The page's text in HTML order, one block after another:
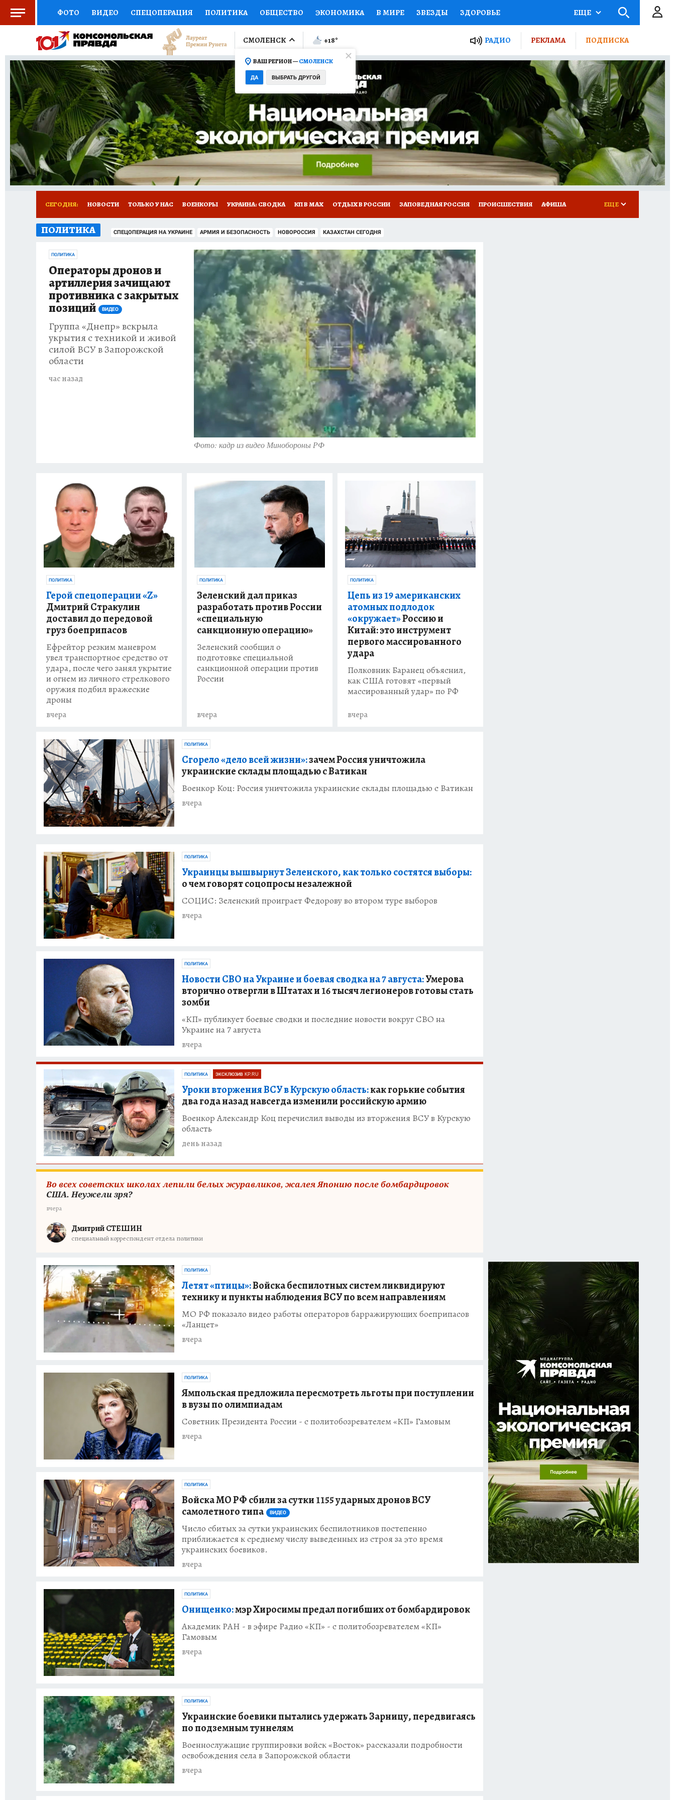
ФОТО ВИДЕО СПЕЦОПЕРАЦИЯ ПОЛИТИКА ОБЩЕСТВО ЭКОНОМИКА В МИРЕ ЗВЕЗДЫ ЗДОРОВЬЕ
СОЦПОДДЕРЖКА НАУКА СПОРТ КОЛУМНИСТЫ ПРОИСШЕСТВИЯ НАЦИОНАЛЬНЫЕ ПРОЕКТЫ РОССИИ
ВЫБОР ЭКСПЕРТОВ ДОКТОР ФИНАНСЫ ОТКРЫВАЕМ МИР Я ЗНАЮ СЕМЬЯ ЖЕНСКИЕ СЕКРЕТЫ ПУТЕВОДИТЕЛЬ
КНИЖНАЯ ПОЛКА ПРОГНОЗЫ НА СПОРТ ПРОМОКОДЫ СЕРИАЛЫ СПЕЦПРОЕКТЫ ДЕФИЦИТ ЖЕЛЕЗА ТУРИЗМ
ПРЕСС-ЦЕНТР НЕДВИЖИМОСТЬ ТЕЛЕВИЗОР КОЛЛЕКЦИИ КОНКУРСЫ РАБОТА У НАС ГИД ПОТРЕБИТЕЛЯ ВСЕ О КП
РАДИО КП РЕКЛАМА ТЕСТЫ НОВОЕ НА САЙТЕ
ЕЩЕ
СМОЛЕНСК
ВАШ РЕГИОН —СМОЛЕНСК
ДА ВЫБРАТЬ ДРУГОЙ
+18° РАДИО РЕКЛАМА ПОДПИСКА
СЕГОДНЯ: НОВОСТИ ТОЛЬКО У НАС ВОЕНКОРЫ УКРАИНА: СВОДКА КП В МАХ ОТДЫХ В РОССИИ ЗАПОВЕДНАЯ РОССИЯ ПРОИСШЕСТВИЯ АФИША
ИСПЫТАНО НА СЕБЕ
ЕЩЕ
ПОЛИТИКА СПЕЦОПЕРАЦИЯ НА УКРАИНЕ АРМИЯ И БЕЗОПАСНОСТЬ НОВОРОССИЯ КАЗАХСТАН СЕГОДНЯ
Фото: кадр из видео Минобороны РФ
ПОЛИТИКА
Операторы дронов и
артиллерия зачищают
противника с закрытых
позиций ВИДЕО
Группа «Днепр» вскрыла
укрытия с техникой и живой
силой ВСУ в Запорожской
области
час назад
ПОЛИТИКА
Герой спецоперации «Z»
Дмитрий Стракулин
доставил до передовой
груз боеприпасов
Ефрейтор резким маневром
увел транспортное средство от
удара, после чего занял укрытие
и огнем из личного стрелкового
оружия подбил вражеские
дроны
вчера
ПОЛИТИКА
Зеленский дал приказ
разработать против России
«специальную
санкционную операцию»
Зеленский сообщил о
подготовке специальной
санкционной операции против
России
вчера
ПОЛИТИКА
Цепь из 19 американских
атомных подлодок
«окружает»Россию и
Китай: это инструмент
первого массированного
удара
Полковник Баранец объяснил,
как США готовят «первый
массированный удар» по РФ
вчера
ПОЛИТИКА
Сгорело «дело всей жизни»:зачем Россия уничтожила
украинские склады площадью с Ватикан
Военкор Коц: Россия уничтожила украинские склады площадью с Ватикан
вчера
ПОЛИТИКА
Украинцы вышвырнут Зеленского, как только состятся выборы:
о чем говорят соцопросы незалежной
СОЦИС: Зеленский проиграет Федорову во втором туре выборов
вчера
ПОЛИТИКА
Новости СВО на Украине и боевая сводка на 7 августа:Умерова
вторично отвергли в Штатах и 16 тысяч легионеров готовы стать
зомби
«КП» публикует боевые сводки и последние новости вокруг СВО на
Украине на 7 августа
вчера
ПОЛИТИКА ЭКСКЛЮЗИВ KP.RU
Уроки вторжения ВСУ в Курскую область:как горькие события
два года назад навсегда изменили российскую армию
Военкор Александр Коц перечислил выводы из вторжения ВСУ в Курскую
область
день назад
Во всех советских школах лепили белых журавликов, жалея Японию после бомбардировок
США. Неужели зря?
вчера
Дмитрий СТЕШИН
специальный корреспондент отдела политики
ПОЛИТИКА
Летят «птицы»:Войска беспилотных систем ликвидируют
технику и пункты наблюдения ВСУ по всем направлениям
МО РФ показало видео работы операторов барражирующих боеприпасов
«Ланцет»
вчера
ПОЛИТИКА
Ямпольская предложила пересмотреть льготы при поступлении
в вузы по олимпиадам
Советник Президента России - с политобозревателем «КП» Гамовым
вчера
ПОЛИТИКА
Войска МО РФ сбили за сутки 1155 ударных дронов ВСУ
самолетного типа
ВИДЕО
Число сбитых за сутки украинских беспилотников постепенно
приближается к среднему числу выведенных из строя за это время
украинских боевиков.
вчера
ПОЛИТИКА
Онищенко:мэр Хиросимы предал погибших от бомбардировок
Академик РАН - в эфире Радио «КП» - с политобозревателем «КП»
Гамовым
вчера
ПОЛИТИКА
Украинские боевики пытались удержать Зарницу, передвигаясь
по подземным туннелям
Военнослужащие группировки войск «Восток» рассказали подробности
освобождения села в Запорожской области
вчера